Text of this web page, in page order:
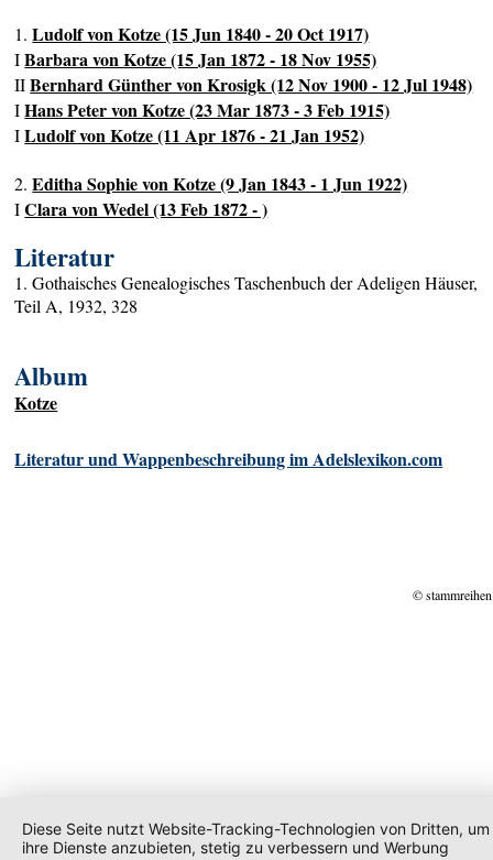
1.Ludolf von Kotze (15 Jun 1840 - 20 Oct 1917)
IBarbara von Kotze (15 Jan 1872 - 18 Nov 1955)
IIBernhard Günther von Krosigk (12 Nov 1900 - 12 Jul 1948)
IHans Peter von Kotze (23 Mar 1873 - 3 Feb 1915)
ILudolf von Kotze (11 Apr 1876 - 21 Jan 1952)
2.Editha Sophie von Kotze (9 Jan 1843 - 1 Jun 1922)
IClara von Wedel (13 Feb 1872 - )
Literatur
1. Gothaisches Genealogisches Taschenbuch der Adeligen Häuser,
Teil A, 1932, 328
Album
Kotze
Literatur und Wappenbeschreibung im Adelslexikon.com
©
Diese Seite nutzt Website-Tracking-Technologien von Dritten, um
ihre Dienste anzubieten, stetig zu verbessern und Werbung